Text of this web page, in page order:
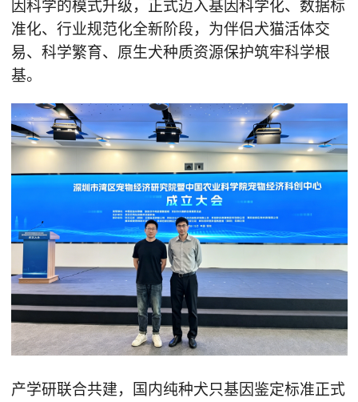
因科学的模式升级，正式迈入基因科学化、数据标
准化、行业规范化全新阶段，为伴侣犬猫活体交
易、科学繁育、原生犬种质资源保护筑牢科学根
基。
产学研联合共建，国内纯种犬只基因鉴定标准正式